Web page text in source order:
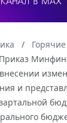
Приказ
и